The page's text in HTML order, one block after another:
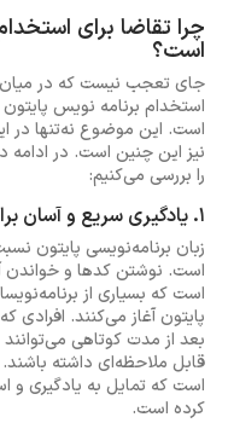
چرا تقاضا برای
است؟
جای تعجب نیست که در میان
استخدام برنامه نویس
است. این موضوع نه‌تنها در
نیز این چنین است. در ادامه
را بررسی می‌کنیم:
1. یادگیری سریع و آسان برای برنامه‌نویسان مبتدی
زبان برنامه‌نویسی پایتون
است. نوشتن کدها و
است که بسیاری از
پایتون آغاز می‌کنند. افرادی
بعد از مدت کوتاهی
قابل ملاحظه‌ای داشته
است که تمایل به یادگیری و
کرده است.